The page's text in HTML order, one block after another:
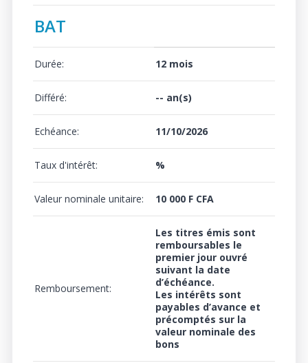
BAT
Durée: 12 mois
Différé: -- an(s)
Echéance: 11/10/2026
Taux d'intérêt: %
Valeur nominale unitaire: 10 000 F CFA
Remboursement:
Les titres émis sont
remboursables le
premier jour ouvré
suivant la date
d’échéance.
Les intérêts sont
payables d’avance et
précomptés sur la
valeur nominale des
bons